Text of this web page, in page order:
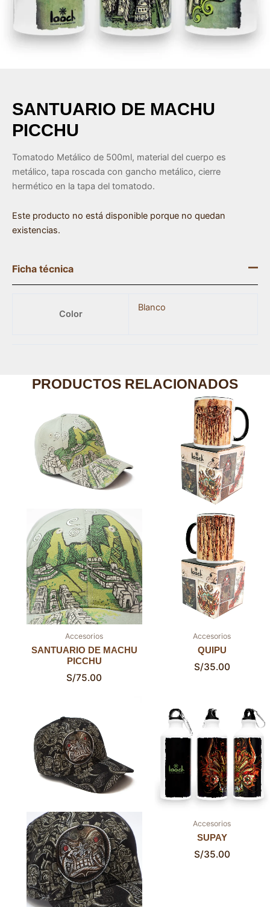
SANTUARIO DE MACHU
PICCHU
Tomatodo Metálico de 500ml, material del cuerpo es
metálico, tapa roscada con gancho metálico, cierre
hermético en la tapa del tomatodo.
Este producto no está disponible porque no quedan
existencias.
Ficha técnica
Color
Blanco
PRODUCTOS RELACIONADOS
Accesorios
SANTUARIO DE MACHU
PICCHU
S/75.00
Accesorios
QUIPU
S/35.00
Accesorios
SUPAY
S/35.00